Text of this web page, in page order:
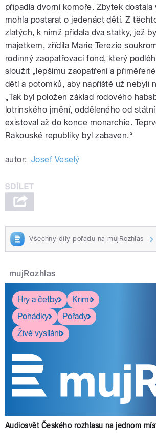
připadla dvorní komoře. Zbytek dostala
mohla postarat o jedenáct dětí. Z
zlatých, k nimž přidala dva statky, jež
majetkem, zřídila Marie Terezie
rodinný zaopatřovací fond, který
sloužit „lepšímu zaopatření a
dětí a potomků, aby napříště už nebyli
„Tak byl položen základ rodového
lotrinského jmění, odděleného od
existoval až do konce monarchie.
Rakouské republiky byl zabaven.“
autor: Josef Veselý
Všechny díly pořadu na mujRozhlas
mujRozhlas
Hry a četby
Krimi
Pohádky
Pořady
Živé vysílání
Audiosvět Českého rozhlasu na jednom